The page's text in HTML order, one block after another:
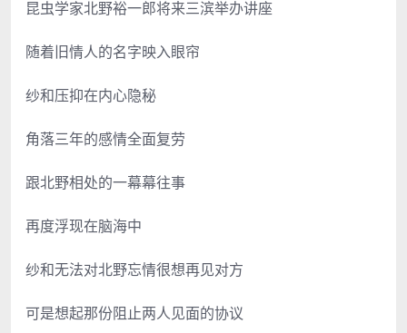
昆虫学家北野裕一郎将来三滨举办讲座
随着旧情人的名字映入眼帘
纱和压抑在内心隐秘
角落三年的感情全面复劳
跟北野相处的一幕幕往事
再度浮现在脑海中
纱和无法对北野忘情很想再见对方
可是想起那份阻止两人见面的协议